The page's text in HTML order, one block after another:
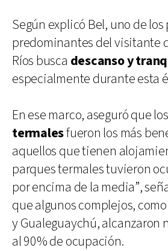
Según explicó Bel, uno de
predominantes del visitante
Ríos busca descanso y
especialmente durante esta
En ese marco, aseguró que los
termalesfueron los más
aquellos que tienen
parques termales tuvieron
por encima de la media”,
que algunos complejos,
y Gualeguaychú, alcanzaron
al 90% de ocupación.